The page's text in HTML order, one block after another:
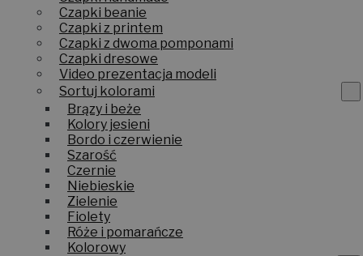
Czapki beanie
Czapki z printem
Czapki z dwoma pomponami
Czapki dresowe
Video prezentacja modeli
Sortuj kolorami
Brązy i beże
Kolory jesieni
Bordo i czerwienie
Szarość
Czernie
Niebieskie
Zielenie
Fiolety
Róże i pomarańcze
Kolorowy